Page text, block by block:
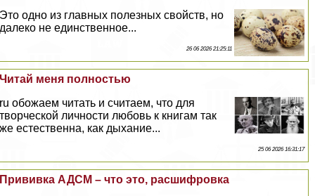
Это одно из главных полезных свойств, но
далеко не единственное...
26 06 2026 21:25:11
Читай меня полностью
ru обожаем читать и считаем, что для
творческой личности любовь к книгам так
же естественна, как дыхание...
25 06 2026 16:31:17
Прививка АДСМ – что это, расшифровка